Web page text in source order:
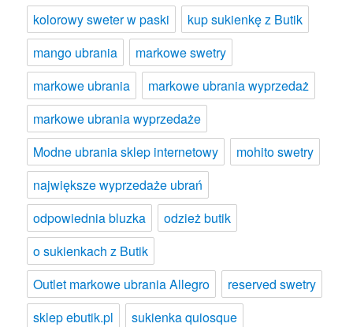
kolorowy sweter w paski
kup sukienkę z Butik
mango ubrania
markowe swetry
markowe ubrania
markowe ubrania wyprzedaż
markowe ubrania wyprzedaże
Modne ubrania sklep internetowy
mohito swetry
największe wyprzedaże ubrań
odpowiednia bluzka
odzież butik
o sukienkach z Butik
Outlet markowe ubrania Allegro
reserved swetry
sklep ebutik.pl
sukienka quiosque